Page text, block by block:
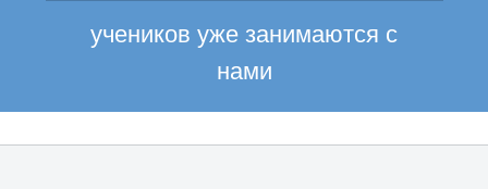
учеников уже занимаются с
нами